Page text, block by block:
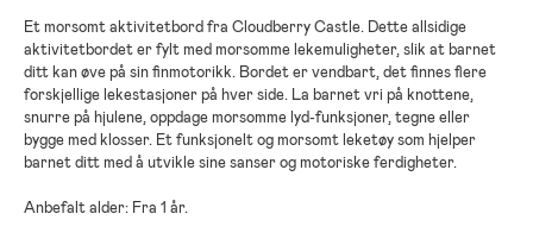
Et morsomt aktivitetbord fra Cloudberry Castle. Dette allsidige
aktivitetbordet er fylt med morsomme lekemuligheter, slik at barnet
ditt kan øve på sin finmotorikk. Bordet er vendbart, det finnes flere
forskjellige lekestasjoner på hver side. La barnet vri på knottene,
snurre på hjulene, oppdage morsomme lyd-funksjoner, tegne eller
bygge med klosser. Et funksjonelt og morsomt leketøy som hjelper
barnet ditt med å utvikle sine sanser og motoriske ferdigheter.
Anbefalt alder: Fra 1 år.